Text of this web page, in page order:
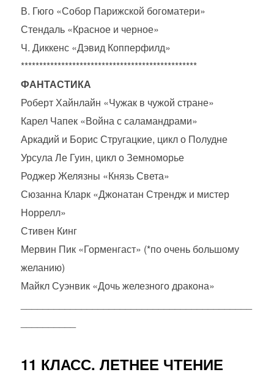
В. Гюго «Собор Парижской богоматери»
Стендаль «Красное и черное»
Ч. Диккенс «Дэвид Копперфилд»
************************************************
ФАНТАСТИКА
Роберт Хайнлайн «Чужак в чужой стране»
Карел Чапек «Война с саламандрами»
Аркадий и Борис Стругацкие, цикл о Полудне
Урсула Ле Гуин, цикл о Земноморье
Роджер Желязны «Князь Света»
Сюзанна Кларк «Джонатан Стрендж и мистер
Норрелл»
Стивен Кинг
Мервин Пик «Горменгаст» (*по очень большому
желанию)
Майкл Суэнвик «Дочь железного дракона»
11 КЛАСС. ЛЕТНЕЕ ЧТЕНИЕ